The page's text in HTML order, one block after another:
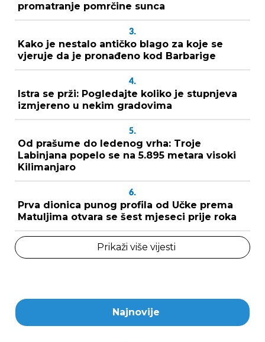
promatranje pomrčine sunca
3.
Kako je nestalo antičko blago za koje se
vjeruje da je pronađeno kod Barbarige
4.
Istra se prži: Pogledajte koliko je stupnjeva
izmjereno u nekim gradovima
5.
Od prašume do ledenog vrha: Troje
Labinjana popelo se na 5.895 metara visoki
Kilimanjaro
6.
Prva dionica punog profila od Učke prema
Matuljima otvara se šest mjeseci prije roka
Prikaži više vijesti
Najnovije